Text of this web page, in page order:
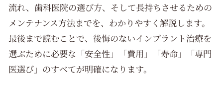
流れ、歯科医院の選び方、そして長持ちさせるための
メンテナンス方法までを、わかりやすく解説します。
最後まで読むことで、後悔のないインプラント治療を
選ぶために必要な「安全性」「費用」「寿命」「専門
医選び」のすべてが明確になります。